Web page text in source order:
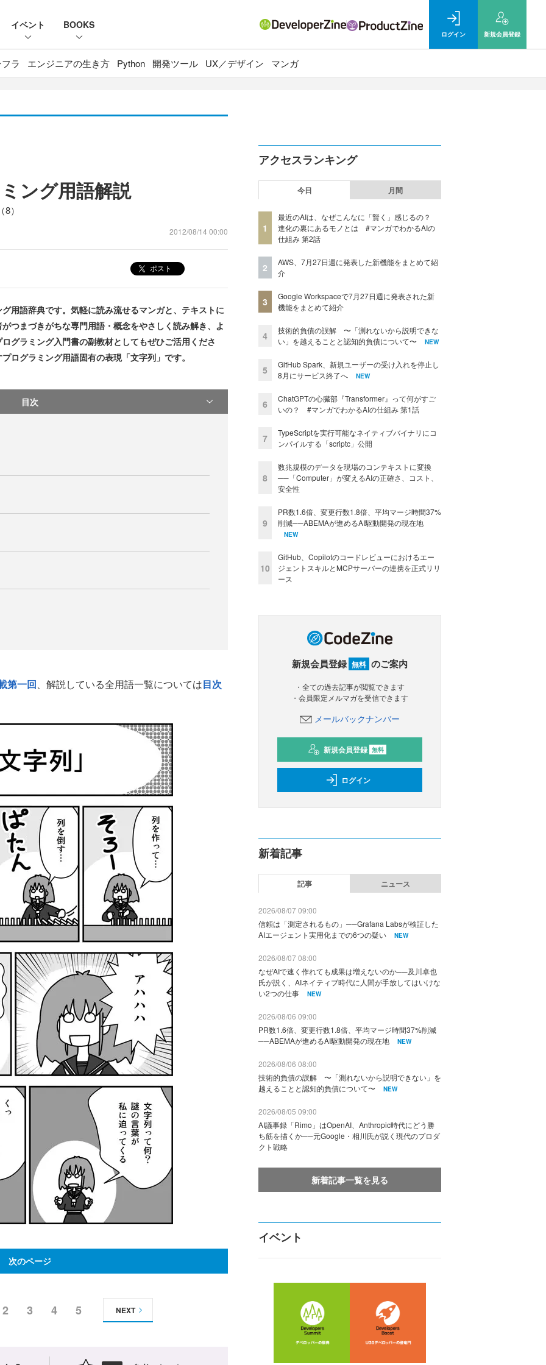
イベント BOOKS
ログイン 新規会員登録
ラ エンジニアの生き方 Python 開発ツール UX／デザイン マンガ
ング用語解説
）
2012/08/14 00:00
ポスト
用語辞典です。気軽に読み流せるマンガと、テキストに
つまづきがちな専門用語・概念をやさしく読み解き、よ
グラミング入門書の副教材としてもぜひご活用くださ
ログラミング用語固有の表現「文字列」です。
目次
第一回、解説している全用語一覧については目次
次のページ
2 3 4 5 NEXT
アクセスランキング
今日 月間
1
最近のAIは、なぜこんなに「賢く」感じるの？
進化の裏にあるモノとは #マンガでわかるAIの
仕組み 第2話
2
AWS、7月27日週に発表した新機能をまとめて紹
介
3
Google Workspaceで7月27日週に発表された新
機能をまとめて紹介
4
技術的負債の誤解 〜「測れないから説明できな
い」を越えることと認知的負債について〜
NEW
5
GitHub Spark、新規ユーザーの受け入れを停止し
8月にサービス終了へ
NEW
6
ChatGPTの心臓部『Transformer』って何がすご
いの？ #マンガでわかるAIの仕組み 第1話
7
TypeScriptを実行可能なネイティブバイナリにコ
ンパイルする「scriptc」公開
8
数兆規模のデータを現場のコンテキストに変換
──「Computer」が変えるAIの正確さ、コスト、
安全性
9
PR数1.6倍、変更行数1.8倍、平均マージ時間37%
削減──ABEMAが進めるAI駆動開発の現在地
NEW
10
GitHub、Copilotのコードレビューにおけるエー
ジェントスキルとMCPサーバーの連携を正式リリ
ース
新規会員登録 無料 のご案内
・全ての過去記事が閲覧できます
・会員限定メルマガを受信できます
メールバックナンバー
新規会員登録 無料
ログイン
新着記事
記事 ニュース
2026/08/07 09:00
信頼は「測定されるもの」──Grafana Labsが検証した
AIエージェント実用化までの6つの疑い
NEW
2026/08/07 08:00
なぜAIで速く作れても成果は増えないのか──及川卓也
氏が説く、AIネイティブ時代に人間が手放してはいけな
い2つの仕事
NEW
2026/08/06 09:00
PR数1.6倍、変更行数1.8倍、平均マージ時間37%削減
──ABEMAが進めるAI駆動開発の現在地
NEW
2026/08/06 08:00
技術的負債の誤解 〜「測れないから説明できない」を
越えることと認知的負債について〜
NEW
2026/08/05 09:00
AI議事録「Rimo」はOpenAI、Anthropic時代にどう勝
ち筋を描くか──元Google・相川氏が説く現代のプロダ
クト戦略
新着記事一覧を見る
イベント